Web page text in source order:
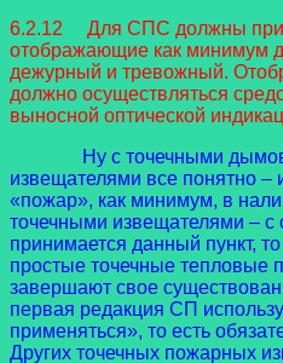
6.2.12 Для СПС должны
отображающие как минимум
дежурный и тревожный.
должно осуществляться
выносной оптической
Ну с точечными
извещателями все понятно –
«пожар», как минимум, в
точечными извещателями –
принимается данный пункт,
простые точечные тепловые
завершают свое
первая редакция СП
применяться», то есть
Других точечных пожарных